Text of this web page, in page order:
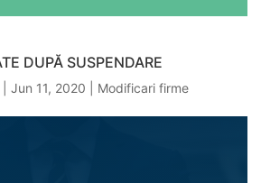
DUPĂ SUSPENDARE
Jun 11, 2020 Modificari firme